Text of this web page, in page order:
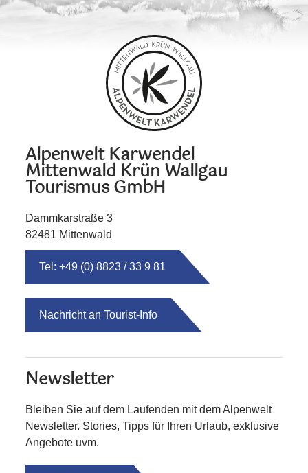
Alpenwelt Karwendel
Mittenwald Krün Wallgau
Tourismus GmbH
Dammkarstraße 3
82481 Mittenwald
Tel: +49 (0) 8823 / 33 9 81
Nachricht an Tourist-Info
Newsletter
Bleiben Sie auf dem Laufenden mit dem Alpenwelt
Newsletter. Stories, Tipps für Ihren Urlaub, exklusive
Angebote uvm.